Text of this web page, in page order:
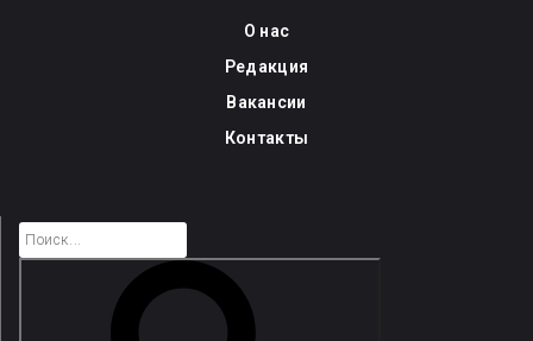
О нас
Редакция
Вакансии
Контакты